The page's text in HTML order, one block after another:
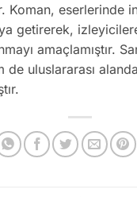
Koman, eserlerinde
getirerek,
amaçlamıştır.
de uluslararası